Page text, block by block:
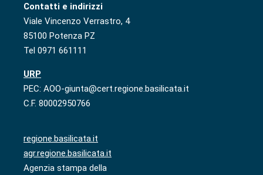
Contatti e indirizzi
Viale Vincenzo Verrastro, 4
85100 Potenza PZ
Tel 0971 661111
URP
PEC: AOO-giunta@cert.regione.basilicata.it
C.F. 80002950766
regione.basilicata.it
agr.regione.basilicata.it
Agenzia stampa della